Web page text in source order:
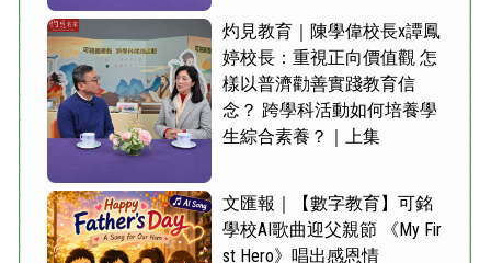
灼見教育｜陳學偉校長x譚鳳
婷校長：重視正向價值觀 怎
樣以普濟勸善實踐教育信
念？ 跨學科活動如何培養學
生綜合素養？｜上集
文匯報｜【數字教育】可銘
學校AI歌曲迎父親節 《My Fir
st Hero》唱出感恩情